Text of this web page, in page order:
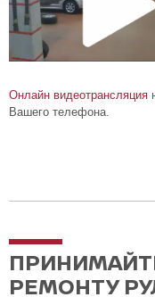
Онлайн видеотрансляция
Вашего телефона.
РЕМОНТУ